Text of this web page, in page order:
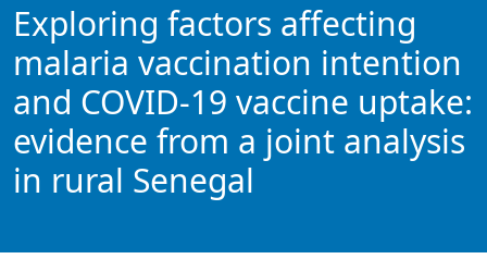
Exploring factors affecting
malaria vaccination intention
and COVID-19 vaccine uptake:
evidence from a joint analysis
in rural Senegal